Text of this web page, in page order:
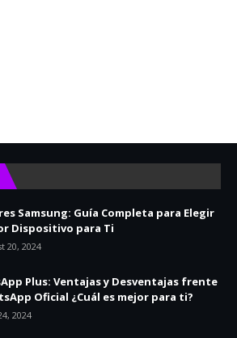
Samsung: Guía Completa para Elegir
Dispositivo para Ti
20, 2024
Plus: Ventajas y Desventajas frente
Oficial ¿Cuál es mejor para ti?
2024